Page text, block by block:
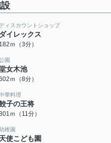
ィスカウントショップ
ダイレックス
182ｍ（3分）
園
女木池
ｍ（8分）
華料理
子の王将
ｍ（11分）
稚園
天使こども園